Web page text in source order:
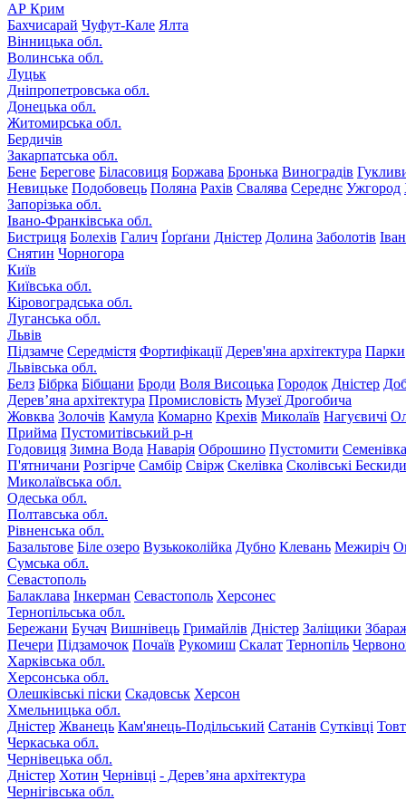
АР Крим
Бахчисарай Чуфут-Кале Ялта
Вінницька обл.
Волинська обл.
Луцьк
Дніпропетровська обл.
Донецька обл.
Житомирська обл.
Бердичів
Закарпатська обл.
Бене Берегове Біласовиця Боржава Бронька Виноградів
Невицьке Подобовець Поляна Рахів Свалява Середнє Ужгород
Запорізька обл.
Івано-Франківська обл.
Бистриця Болехів Галич Ґорґани Дністер Долина Заболотів
Снятин Чорногора
Київ
Київська обл.
Кіровоградська обл.
Луганська обл.
Львів
Підзамче Середмістя Фортифікації Дерев'яна архітектура Парки
Львівська обл.
Белз Бібрка Бібщани Броди Воля Висоцька Городок Дністер
Дерев’яна архітектура Промисловість Музеї Дрогобича
Жовква Золочів Камула Комарно Крехів Миколаїв Нагуєвичі
Прийма Пустомитівський р-н
Годовиця Зимна Вода Наварія Оброшино Пустомити Семенівка
П'ятничани Розгірче Самбір Свірж Скелівка Сколівські Бескиди
Миколаївська обл.
Одеська обл.
Полтавська обл.
Рівненська обл.
Базальтове Біле озеро Вузькоколійка Дубно Клевань Межиріч
Сумська обл.
Севастополь
Балаклава Інкерман Севастополь Херсонес
Тернопільська обл.
Бережани Бучач Вишнівець Гримайлів Дністер Заліщики
Печери Підзамочок Почаїв Рукомиш Скалат Тернопіль
Харківська обл.
Херсонська обл.
Олешківські піски Скадовськ Херсон
Хмельницька обл.
Дністер Жванець Кам'янець-Подільський Сатанів Сутківці
Черкаська обл.
Чернівецька обл.
Дністер Хотин Чернівці - Дерев’яна архітектура
Чернігівська обл.